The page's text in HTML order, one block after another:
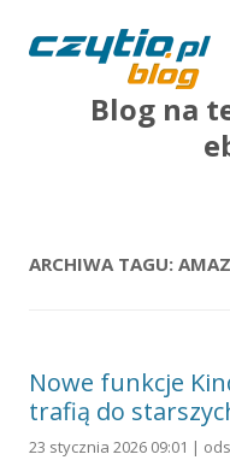
Blog na
ARCHIWA TAGU:
Nowe funkcje
trafią do
23 stycznia 2026 09:01 |